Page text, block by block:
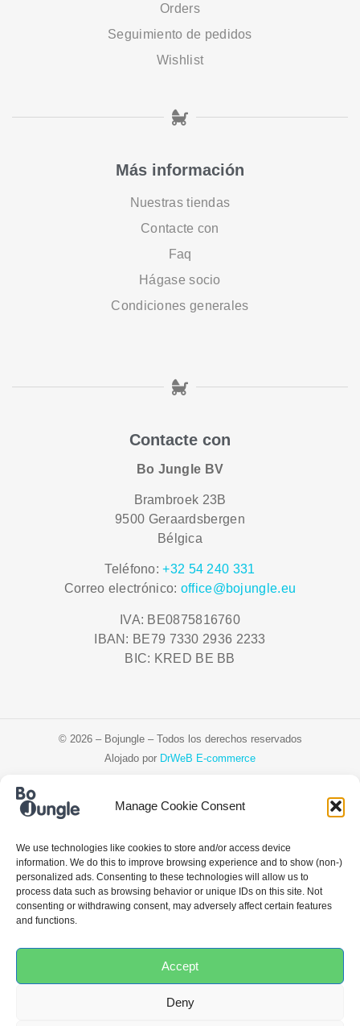
Manage Cookie Consent
We use technologies like cookies to store and/or access device
information. We do this to improve browsing experience and to show (non-)
personalized ads. Consenting to these technologies will allow us to
process data such as browsing behavior or unique IDs on this site. Not
consenting or withdrawing consent, may adversely affect certain features
and functions.
Accept
Deny
Orders
Seguimiento de pedidos
Wishlist
Más información
Nuestras tiendas
Contacte con
Faq
Hágase socio
Condiciones generales
Contacte con
Bo Jungle BV
Brambroek 23B
9500 Geraardsbergen
Bélgica
Teléfono:+32 54 240 331
Correo electrónico: office@bojungle.eu
IVA: BE0875816760
IBAN: BE79 7330 2936 2233
BIC: KRED BE BB
© 2026 – Bojungle – Todos los derechos reservados
Alojado por DrWeB E-commerce
Français
Italiano Polski Português